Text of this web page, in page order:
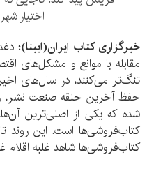
اختیار
خبرگزاری کتاب ایران‌(ایبنا)؛
مقابله با موانع و مشکل‌های
تنگ‌تر می‌کنند، در سال‌های
حفظ آخرین حلقه صنعت نشر،
شده که یکی از اصلی‌ترین
کتاب‌فروشی‌ها است. این روند
کتاب‌فروشی‌ها شاهد غلبه اقلام